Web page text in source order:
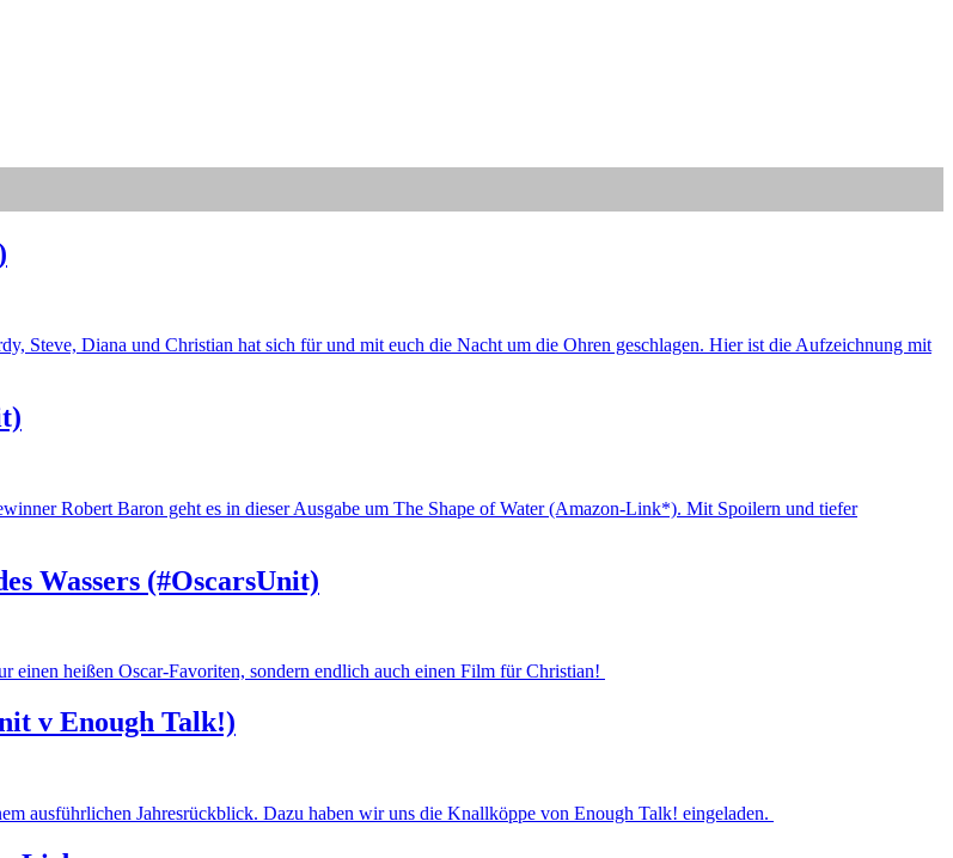
Steve, Diana und Christian hat sich für und mit euch die Nacht um die Ohren geschlagen. Hier ist die Aufzeichnung mit
Robert Baron geht es in dieser Ausgabe um The Shape of Water (Amazon-Link*). Mit Spoilern und tiefer
Wassers (#OscarsUnit)
heißen Oscar-Favoriten, sondern endlich auch einen Film für Christian!
v Enough Talk!)
ausführlichen Jahresrückblick. Dazu haben wir uns die Knallköppe von Enough Talk! eingeladen.